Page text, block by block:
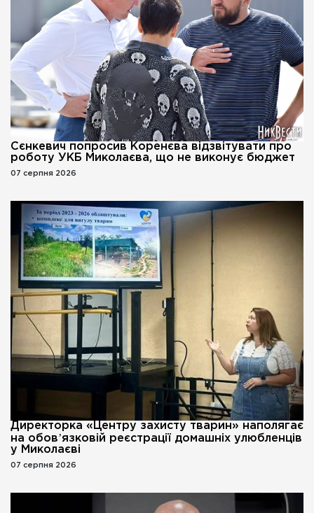
Сєнкевич попросив Коренєва відзвітувати про
роботу УКБ Миколаєва, що не виконує бюджет
07 серпня 2026
Директорка «Центру захисту тварин» наполягає
на обовʼязковій реєстрації домашніх улюбленців
у Миколаєві
07 серпня 2026